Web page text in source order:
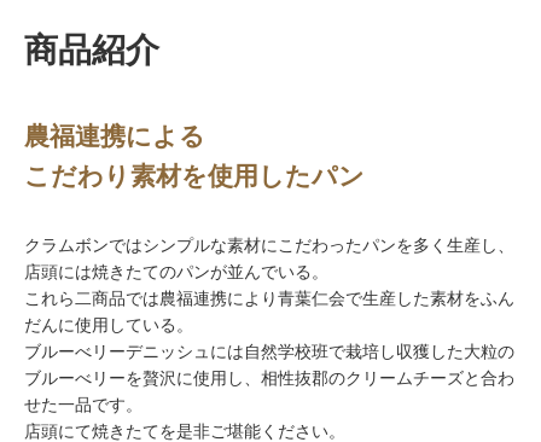
商品紹介
農福連携による
こだわり素材を使用したパン
クラムボンではシンプルな素材にこだわったパンを多く生産し、
店頭には焼きたてのパンが並んでいる。
これら二商品では農福連携により青葉仁会で生産した素材をふん
だんに使用している。
ブルーべリーデニッシュには自然学校班で栽培し収獲した大粒の
ブルーべリーを贅沢に使用し、相性抜郡のクリームチーズと合わ
せた一品です。
店頭にて焼きたてを是非ご堪能ください。